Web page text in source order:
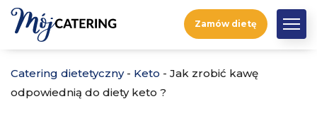
Zamów dietę
Catering dietetyczny- Keto - Jak zrobić kawę
odpowiednią do diety keto ?